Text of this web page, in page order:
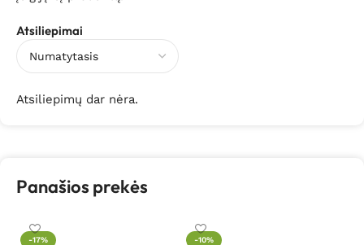
Atsiliepimai
Atsiliepimų dar nėra.
Panašios prekės
-17% -10%